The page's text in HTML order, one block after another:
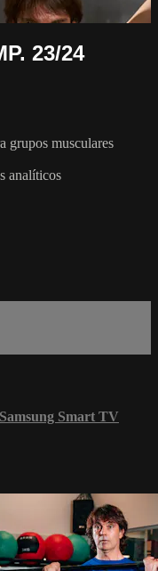
23/24
grupos musculares
analíticos
Samsung Smart TV